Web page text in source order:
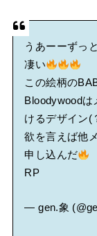
うあーーずっ
凄い
この絵柄の
Bloodywood
けるデザイン(
欲を言えば他
申し込んだ
RP
— gen.象